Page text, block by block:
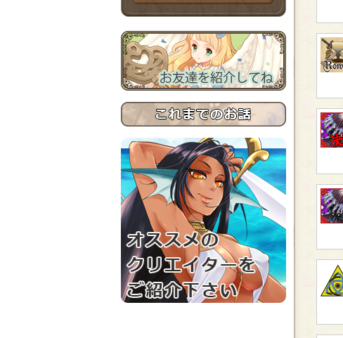
お問い合わせ